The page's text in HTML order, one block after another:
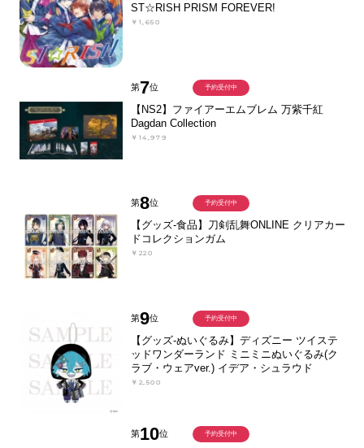
ST☆RISH PRISM FOREVER!
￥1,650
第7位
【NS2】ファイアーエムブレム 万紫千紅
Dagdan Collection
￥14,979
予約受付中
第8位
【グッズ-食品】刀剣乱舞ONLINE クリアカー
ドコレクションガム
￥220
予約受付中
第9位
【グッズ-ぬいぐるみ】ディズニー ツイステ
ッドワンダーランド ミニミニぬいぐるみ(ク
ラブ・ウェアver.) イデア・シュラウド
￥2,500
予約受付中
第10位 予約受付中